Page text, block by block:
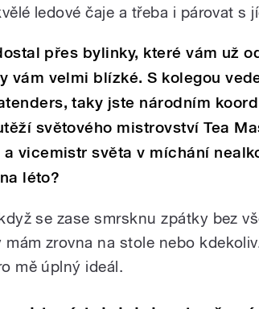
ledové čaje a třeba i párovat s
přes bylinky, které vám už
vám velmi blízké. S kolegou
taky jste národním
světového mistrovství Tea
vicemistr světa v míchání
léto?
se zase smrsknu zpátky bez
zrovna na stole nebo
mě úplný ideál.